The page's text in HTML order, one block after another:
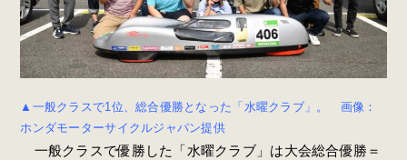
▲一般クラスで1位、総合優勝となった「水曜クラブ」。 画像：
ホンダモーターサイクルジャパン提供
一般クラスで優勝した「水曜クラブ」は大会総合優勝＝